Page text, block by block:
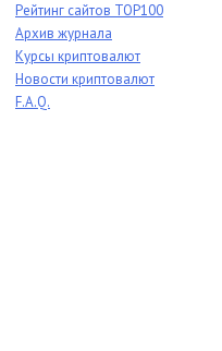
Рейтинг сайтов TOP100
Архив журнала
Курсы криптовалют
Новости криптовалют
F.A.Q.